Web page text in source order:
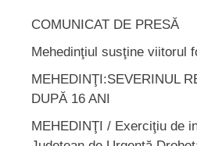
COMUNICAT DE PRESĂ
Mehedinţiul susţine viitorul
MEHEDINŢI:SEVERINUL
DUPĂ 16 ANI
MEHEDINŢI / Exerciţiu de